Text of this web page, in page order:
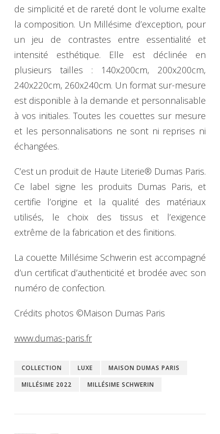
de simplicité et de rareté dont le volume exalte
la composition. Un Millésime d’exception, pour
un jeu de contrastes entre essentialité et
intensité esthétique. Elle est déclinée en
plusieurs tailles : 140x200cm, 200x200cm,
240x220cm, 260x240cm. Un format sur-mesure
est disponible à la demande et personnalisable
à vos initiales. Toutes les couettes sur mesure
et les personnalisations ne sont ni reprises ni
échangées.
C’est un produit de Haute Literie® Dumas Paris.
Ce label signe les produits Dumas Paris, et
certifie l’origine et la qualité des matériaux
utilisés, le choix des tissus et l’exigence
extrême de la fabrication et des finitions.
La couette Millésime Schwerin est accompagné
d’un certificat d’authenticité et brodée avec son
numéro de confection.
Crédits photos ©Maison Dumas Paris
www.dumas-paris.fr
COLLECTION LUXE
MAISON DUMAS PARIS
MILLÉSIME 2022
MILLÉSIME SCHWERIN